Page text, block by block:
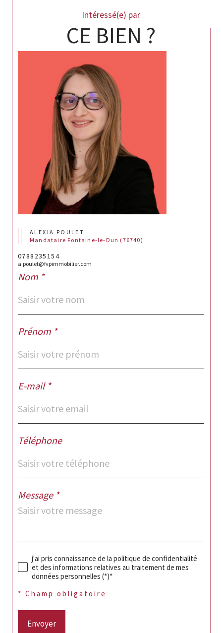
Intéressé(e) par
CE BIEN ?
ALEXIA POULET
Mandataire Fontaine-le-Dun (76740)
0788235154
a.poulet@fvpimmobilier.com
Nom *
Prénom *
E-mail *
Téléphone
Message *
j'ai pris connaissance de la politique de confidentialité
et des informations relatives au traitement de mes
données personnelles (*)*
* Champ obligatoire
Envoyer